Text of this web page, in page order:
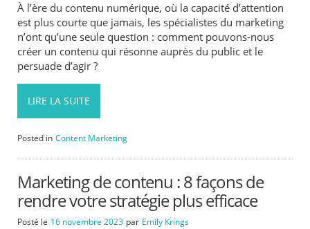
À l’ère du contenu numérique, où la capacité d’attention
est plus courte que jamais, les spécialistes du marketing
n’ont qu’une seule question : comment pouvons-nous
créer un contenu qui résonne auprès du public et le
persuade d’agir ?
LIRE LA SUITE
Posted in Content Marketing
Marketing de contenu : 8 façons de
rendre votre stratégie plus efficace
Posté le 16 novembre 2023 par Emily Krings